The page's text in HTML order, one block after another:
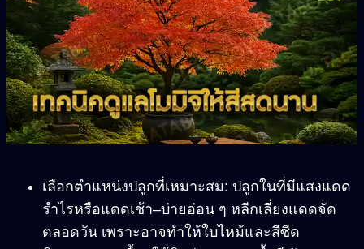
เลือกตำแหน่งปลูกที่เหมาะสม: ปลูกในที่มีแสงแดด
รำไรหรือแดดเช้า–บ่ายอ่อน ๆ หลีกเลี่ยงแดดจัด
ตลอดวัน เพราะอาจทำให้ใบไหม้และสีซีด